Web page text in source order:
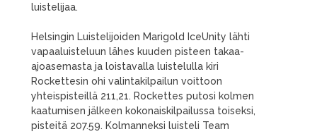
luistelijaa.
Helsingin Luistelijoiden Marigold IceUnity lähti
vapaaluisteluun lähes kuuden pisteen takaa-
ajoasemasta ja loistavalla luistelulla kiri
Rockettesin ohi valintakilpailun voittoon
yhteispisteillä 211,21. Rockettes putosi kolmen
kaatumisen jälkeen kokonaiskilpailussa toiseksi,
pisteitä 207.59. Kolmanneksi luisteli Team